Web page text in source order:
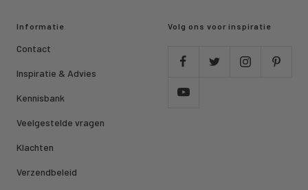
Informatie
Contact
Inspiratie & Advies
Kennisbank
Veelgestelde vragen
Klachten
Verzendbeleid
Volg ons voor inspiratie